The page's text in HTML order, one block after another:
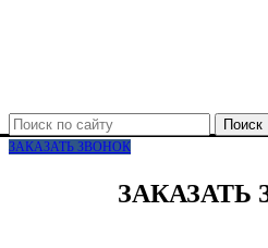
Поиск
ЗАКАЗАТЬ ЗВОНОК
ЗАКАЗАТЬ